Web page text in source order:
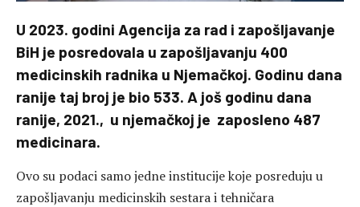
U 2023. godini Agencija za rad i zapošljavanje
BiH je posredovala u zapošljavanju 400
medicinskih radnika u Njemačkoj. Godinu dana
ranije taj broj je bio 533. A još godinu dana
ranije, 2021., u njemačkoj je zaposleno 487
medicinara.
Ovo su podaci samo jedne institucije koje posreduju u
zapošljavanju medicinskih sestara i tehničara